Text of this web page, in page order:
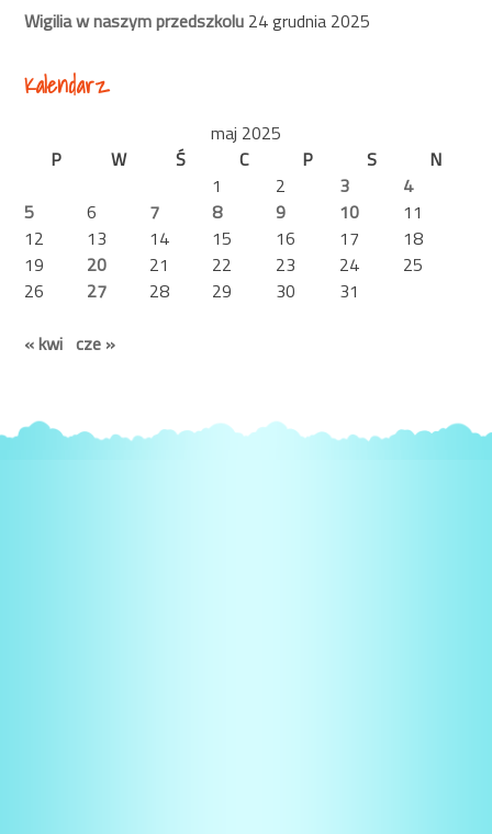
Wigilia w naszym przedszkolu 24 grudnia 2025
Kalendarz
maj 2025
P
W Ś C P S
N
1
2 3
4
5
6 7 8 9 10
11
12
13 14 15 16 17
18
19
20 21 22 23 24
25
26
27 28 29 30
31
« kwi cze »